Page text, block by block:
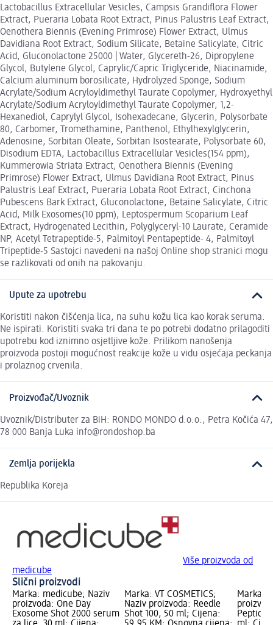
Lactobacillus Extracellular Vesicles, Campsis Grandiflora Flower
Extract, Pueraria Lobata Root Extract, Pinus Palustris Leaf Extract,
Oenothera Biennis (Evening Primrose) Flower Extract, Ulmus
Davidiana Root Extract, Sodium Silicate, Betaine Salicylate, Citric
Acid, Gluconolactone 25000 | Water, Glycereth-26, Dipropylene
Glycol, Butylene Glycol, Caprylic/Capric Triglyceride, Niacinamide,
Calcium aluminum borosilicate, Hydrolyzed Sponge, Sodium
Acrylate/Sodium Acryloyldimethyl Taurate Copolymer, Hydroxyethyl
Acrylate/Sodium Acryloyldimethyl Taurate Copolymer, 1,2-
Hexanediol, Caprylyl Glycol, Isohexadecane, Glycerin, Polysorbate
80, Carbomer, Tromethamine, Panthenol, Ethylhexylglycerin,
Adenosine, Sorbitan Oleate, Sorbitan Isostearate, Polysorbate 60,
Disodium EDTA, Lactobacillus Extracellular Vesicles(154 ppm),
Kummerowia Striata Extract, Oenothera Biennis (Evening
Primrose) Flower Extract, Ulmus Davidiana Root Extract, Pinus
Palustris Leaf Extract, Pueraria Lobata Root Extract, Cinchona
Pubescens Bark Extract, Gluconolactone, Betaine Salicylate, Citric
Acid, Milk Exosomes(10 ppm), Leptospermum Scoparium Leaf
Extract, Hydrogenated Lecithin, Polyglyceryl-10 Laurate, Ceramide
NP, Acetyl Tetrapeptide-5, Palmitoyl Pentapeptide- 4, Palmitoyl
Tripeptide-5 Sastojci navedeni na našoj Online shop stranici mogu
se razlikovati od onih na pakovanju.
Upute za upotrebu
Koristiti nakon čišćenja lica, na suhu kožu lica kao korak seruma.
Ne ispirati. Koristiti svaka tri dana te po potrebi dodatno prilagoditi
upotrebu kod iznimno osjetljive kože. Prilikom nanošenja
proizvoda postoji mogućnost reakcije kože u vidu osjećaja peckanja
i prolaznog crvenila.
Proizvođač/Uvoznik
Uvoznik/Distributer za BiH: RONDO MONDO d.o.o., Petra Kočića 47,
78 000 Banja Luka info@rondoshop.ba
Zemlja porijekla
Republika Koreja
Više proizvoda od
medicube
Slični proizvodi
Marka: medicube; Naziv
proizvoda: One Day
Exosome Shot 2000 serum
Marka: VT COSMETICS;
Naziv proizvoda: Reedle
Shot 100, 50 ml; Cijena:
Marka:
Peptide